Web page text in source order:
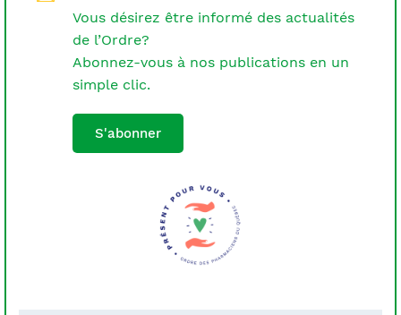
Vous désirez être informé des actualités
de l’Ordre?
Abonnez-vous à nos publications en un
simple clic.
S'abonner